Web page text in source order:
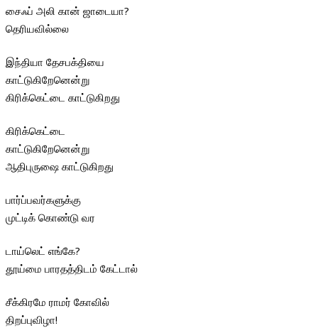
சைஃப் அலி கான் ஜாடையா?
தெரியவில்லை
இந்தியா தேசபக்தியை
காட்டுகிறேனென்று
கிரிக்கெட்டை காட்டுகிறது
கிரிக்கெட்டை
காட்டுகிறேனென்று
ஆதிபுருஷை காட்டுகிறது
பார்ப்பவர்களுக்கு
முட்டிக் கொண்டு வர
டாய்லெட் எங்கே?
தூய்மை பாரதத்திடம் கேட்டால்
சீக்கிரமே ராமர் கோவில்
திறப்புவிழா!